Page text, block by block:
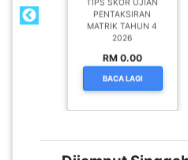
TIPS SKOR UJIAN
PENTAKSIRAN
MATRIK TAHUN 4
2026
RM 0.00
BACA LAGI